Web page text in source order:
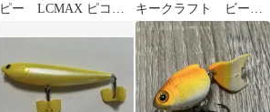
ピー LCMAX ピコイ
キークラフト ビーフ
リーズ65S